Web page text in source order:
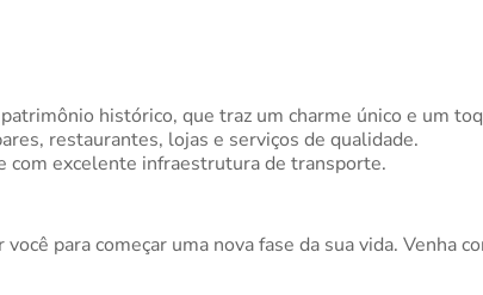
histórico, que traz um charme único e um
restaurantes, lojas e serviços de qualidade.
com excelente infraestrutura de transporte.
para começar uma nova fase da sua vida. Venha